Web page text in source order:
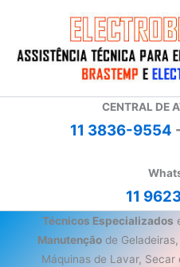
conteúdo
CENTRAL DE
11 3836-9554
11
Técnicos Especializados
Manutenção de
Máquinas de Lavar,